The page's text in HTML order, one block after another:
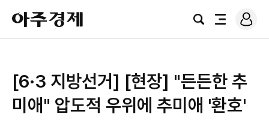
아
주
경
검
전
로
그
[6·3 지방선거] [현장] "든든한 추
미애" 압도적 우위에 추미애 '환호'